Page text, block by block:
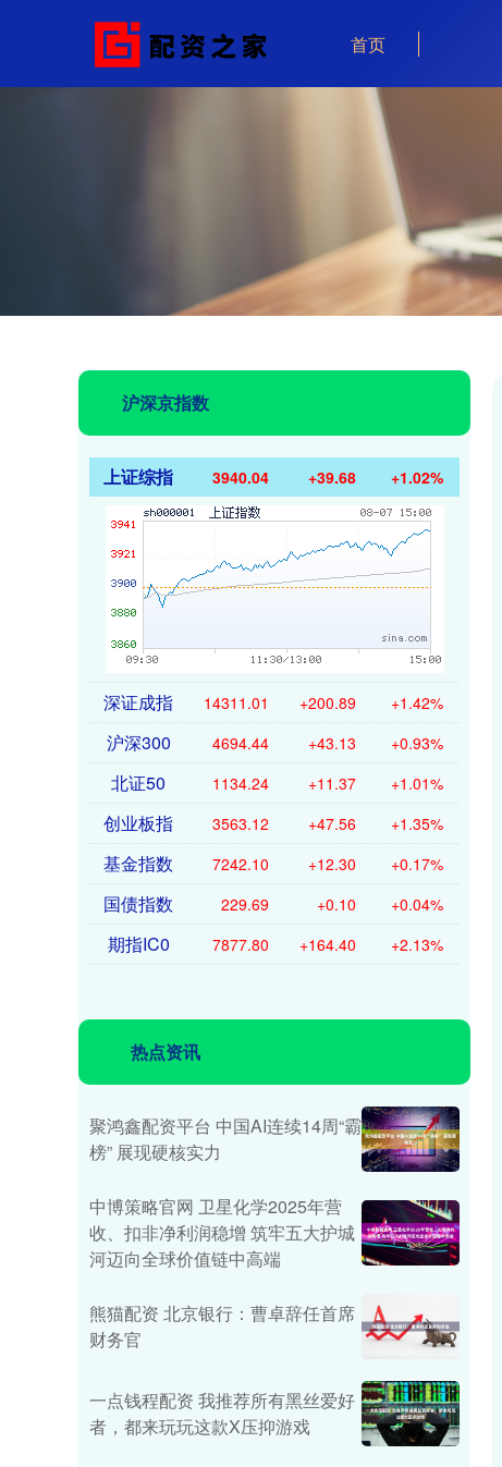
首页
沪深京指数
上证综指 3940.04 +39.68 +1.02%
深证成指 14311.01 +200.89 +1.42%
沪深300 4694.44 +43.13 +0.93%
北证50 1134.24 +11.37 +1.01%
创业板指 3563.12 +47.56 +1.35%
基金指数 7242.10 +12.30 +0.17%
国债指数 229.69 +0.10 +0.04%
期指IC0 7877.80 +164.40 +2.13%
热点资讯
聚鸿鑫配资平台 中国AI连续14周“霸
榜” 展现硬核实力
中博策略官网 卫星化学2025年营
收、扣非净利润稳增 筑牢五大护城
河迈向全球价值链中高端
熊猫配资 北京银行：曹卓辞任首席
财务官
一点钱程配资 我推荐所有黑丝爱好
者，都来玩玩这款X压抑游戏